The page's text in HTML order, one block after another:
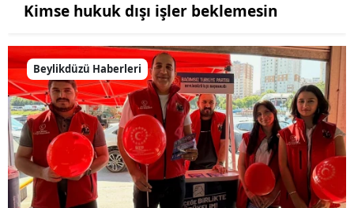
Kimse hukuk dışı işler beklemesin
Beylikdüzü Haberleri